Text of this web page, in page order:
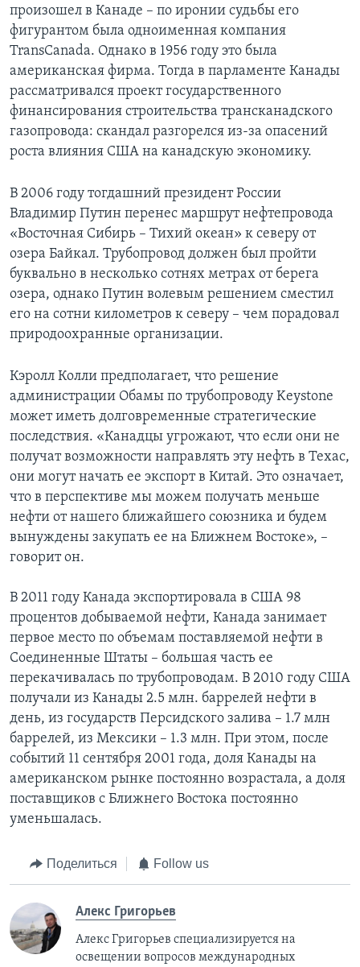
произошел в Канаде – по иронии судьбы его
фигурантом была одноименная компания
TransCanada. Однако в 1956 году это была
американская фирма. Тогда в парламенте Канады
рассматривался проект государственного
финансирования строительства трансканадского
газопровода: скандал разгорелся из-за опасений
роста влияния США на канадскую экономику.
В 2006 году тогдашний президент России
Владимир Путин перенес маршрут нефтепровода
«Восточная Сибирь – Тихий океан» к северу от
озера Байкал. Трубопровод должен был пройти
буквально в несколько сотнях метрах от берега
озера, однако Путин волевым решением сместил
его на сотни километров к северу – чем порадовал
природоохранные организации.
Кэролл Колли предполагает, что решение
администрации Обамы по трубопроводу Keystone
может иметь долговременные стратегические
последствия. «Канадцы угрожают, что если они не
получат возможности направлять эту нефть в Техас,
они могут начать ее экспорт в Китай. Это означает,
что в перспективе мы можем получать меньше
нефти от нашего ближайшего союзника и будем
вынуждены закупать ее на Ближнем Востоке», –
говорит он.
В 2011 году Канада экспортировала в США 98
процентов добываемой нефти, Канада занимает
первое место по объемам поставляемой нефти в
Соединенные Штаты – большая часть ее
перекачивалась по трубопроводам. В 2010 году США
получали из Канады 2.5 млн. баррелей нефти в
день, из государств Персидского залива – 1.7 млн
баррелей, из Мексики – 1.3 млн. При этом, после
событий 11 сентября 2001 года, доля Канады на
американском рынке постоянно возрастала, а доля
поставщиков с Ближнего Востока постоянно
уменьшалась.
Поделиться Follow us
Алекс Григорьев
Алекс Григорьев специализируется на
освещении вопросов международных